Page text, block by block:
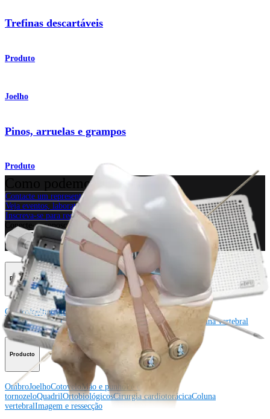
Trefinas descartáveis
Produto
Joelho
Pinos, arruelas e grampos
Produto
Como podemos ajudar?
Contacte um representante
Veja eventos, laboratórios e oportunidades educacionais
Inscreva-se para receber: O que há de novo na Arthrex?
Conecte-se conosco
Procedimento
OmbroJoelhoCotovelo Mão e punho
Pé e
tornozeloQuadrilOrtobiológicos Cirurgia cardiotorácica Coluna vertebral
Producto
OmbroJoelhoCotoveloMão e punho
tornozeloQuadrilOrtobiológicosCirurgia cardiotorácicaColuna
vertebralImagem e ressecção